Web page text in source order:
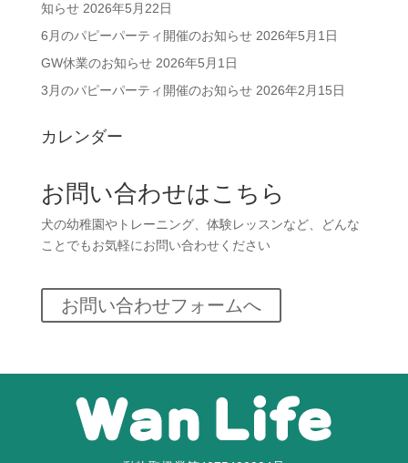
知らせ 2026年5月22日
6月のパピーパーティ開催のお知らせ 2026年5月1日
GW休業のお知らせ 2026年5月1日
3月のパピーパーティ開催のお知らせ 2026年2月15日
カレンダー
お問い合わせはこちら
犬の幼稚園やトレーニング、体験レッスンなど、どんな
ことでもお気軽にお問い合わせください
お問い合わせフォームへ